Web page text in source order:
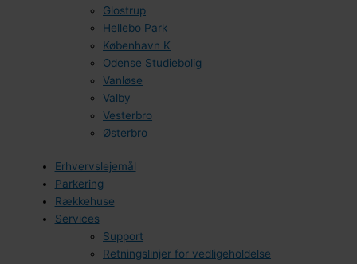
Glostrup
Hellebo Park
København K
Odense Studiebolig
Vanløse
Valby
Vesterbro
Østerbro
Erhvervslejemål
Parkering
Rækkehuse
Services
Support
Retningslinjer for vedligeholdelse